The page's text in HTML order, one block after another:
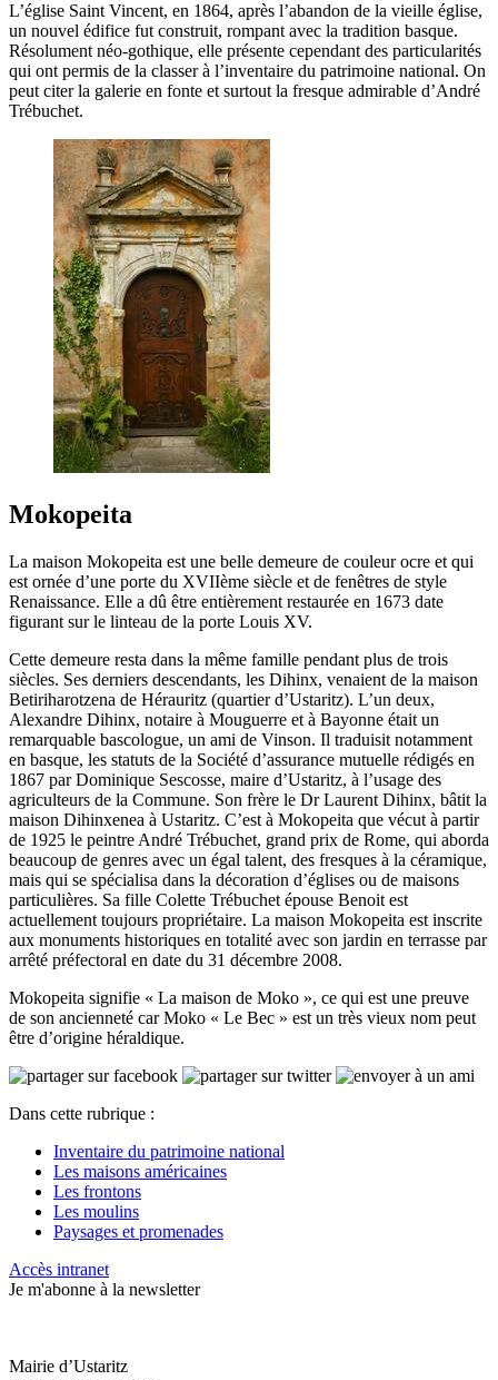
L’église Saint Vincent, en 1864, après l’abandon de la vieille église,
un nouvel édifice fut construit, rompant avec la tradition basque.
Résolument néo-gothique, elle présente cependant des particularités
qui ont permis de la classer à l’inventaire du patrimoine national. On
peut citer la galerie en fonte et surtout la fresque admirable d’André
Trébuchet.
Mokopeita
La maison Mokopeita est une belle demeure de couleur ocre et qui
est ornée d’une porte du XVIIème siècle et de fenêtres de style
Renaissance. Elle a dû être entièrement restaurée en 1673 date
figurant sur le linteau de la porte Louis XV.
Cette demeure resta dans la même famille pendant plus de trois
siècles. Ses derniers descendants, les Dihinx, venaient de la maison
Betiriharotzena de Hérauritz (quartier d’Ustaritz). L’un deux,
Alexandre Dihinx, notaire à Mouguerre et à Bayonne était un
remarquable bascologue, un ami de Vinson. Il traduisit notamment
en basque, les statuts de la Société d’assurance mutuelle rédigés en
1867 par Dominique Sescosse, maire d’Ustaritz, à l’usage des
agriculteurs de la Commune. Son frère le Dr Laurent Dihinx, bâtit la
maison Dihinxenea à Ustaritz. C’est à Mokopeita que vécut à partir
de 1925 le peintre André Trébuchet, grand prix de Rome, qui aborda
beaucoup de genres avec un égal talent, des fresques à la céramique,
mais qui se spécialisa dans la décoration d’églises ou de maisons
particulières. Sa fille Colette Trébuchet épouse Benoit est
actuellement toujours propriétaire. La maison Mokopeita est inscrite
aux monuments historiques en totalité avec son jardin en terrasse par
arrêté préfectoral en date du 31 décembre 2008.
Mokopeita signifie « La maison de Moko », ce qui est une preuve
de son ancienneté car Moko « Le Bec » est un très vieux nom peut
être d’origine héraldique.
Dans cette rubrique :
Inventaire du patrimoine national
Les maisons américaines
Les frontons
Les moulins
Paysages et promenades
Accès intranet
Je m'abonne à la newsletter
Mairie d’Ustaritz